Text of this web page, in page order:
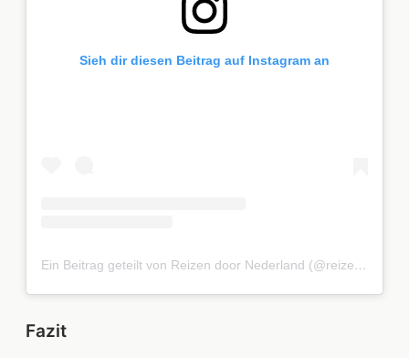
Sieh dir diesen Beitrag auf Instagram an
Ein Beitrag geteilt von Reizen door Nederland (@reizendoornederland.nl)
Fazit